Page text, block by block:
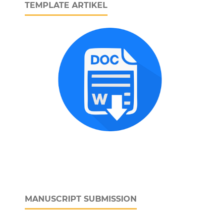
TEMPLATE ARTIKEL
MANUSCRIPT SUBMISSION